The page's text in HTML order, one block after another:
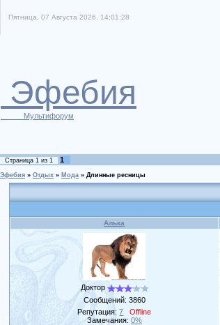
Пятница, 07 Августа 2026, 14:01:28
Эфебия
Мультифорум
Страница 1 из 1 1
Эфебия » Отдых » Мода » Длинные ресницы
Алька
Доктор
Сообщений: 3860
Репутация:7
Offline
Замечания: 0%